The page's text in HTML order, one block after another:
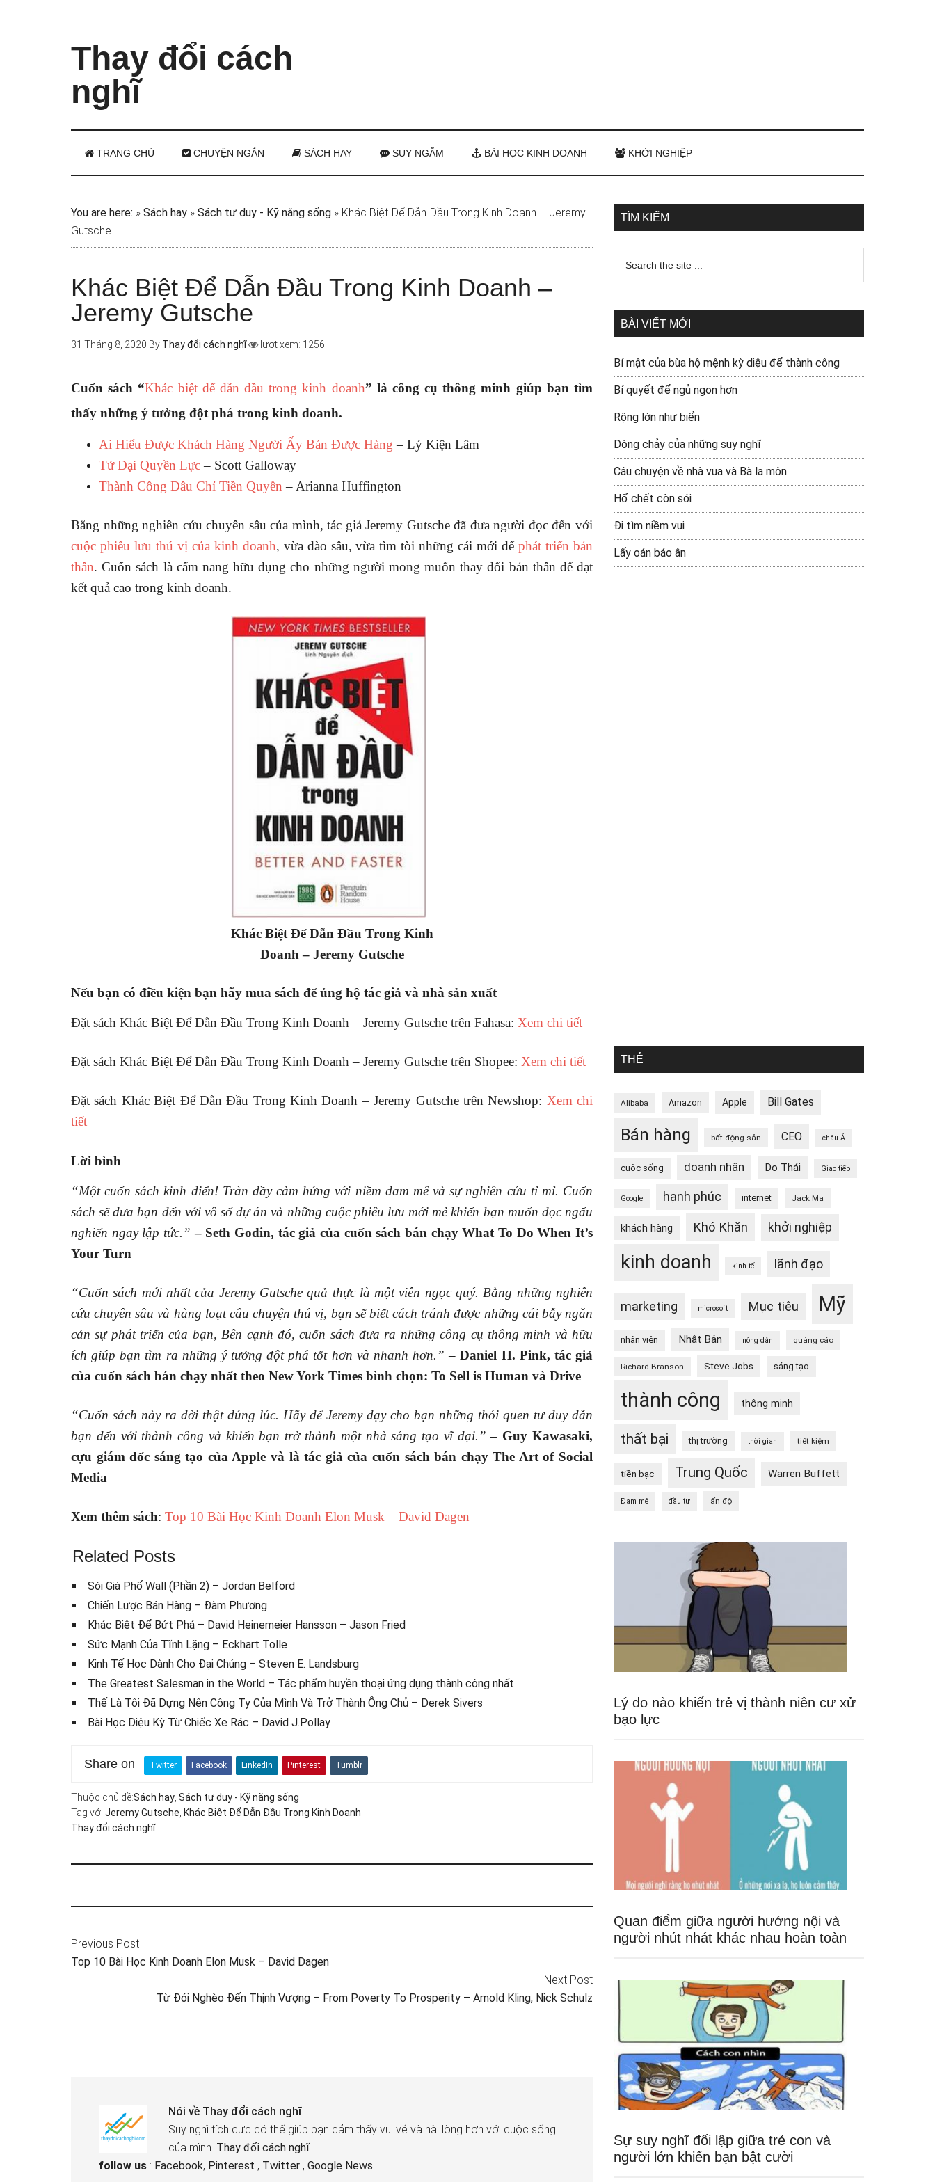
Thay đổi cách
nghĩ
TRANG CHỦ CHUYỆN NGẮN SÁCH HAY SUY NGẪM BÀI HỌC KINH DOANH KHỞI NGHIỆP
You are here: » Sách hay » Sách tư duy - Kỹ năng sống » Khác Biệt Để Dẫn Đầu Trong Kinh Doanh – Jeremy
Gutsche
Khác Biệt Để Dẫn Đầu Trong Kinh Doanh –
Jeremy Gutsche
31 Tháng 8, 2020 By Thay đổi cách nghĩ lượt xem: 1256
Cuốn sách “Khác biệt để dẫn đầu trong kinh doanh” là công cụ thông minh giúp bạn tìm
thấy những ý tưởng đột phá trong kinh doanh.
Ai Hiểu Được Khách Hàng Người Ấy Bán Được Hàng – Lý Kiện Lâm
Tứ Đại Quyền Lực– Scott Galloway
Thành Công Đâu Chỉ Tiền Quyền – Arianna Huffington
Bằng những nghiên cứu chuyên sâu của mình, tác giả Jeremy Gutsche đã đưa người đọc đến với
cuộc phiêu lưu thú vị của kinh doanh, vừa đào sâu, vừa tìm tòi những cái mới đểphát triển bản
thân. Cuốn sách là cẩm nang hữu dụng cho những người mong muốn thay đổi bản thân để đạt
kết quả cao trong kinh doanh.
Khác Biệt Để Dẫn Đầu Trong Kinh
Doanh – Jeremy Gutsche
Nếu bạn có điều kiện bạn hãy mua sách để ủng hộ tác giả và nhà sản xuất
Đặt sách Khác Biệt Để Dẫn Đầu Trong Kinh Doanh – Jeremy Gutsche trên Fahasa: Xem chi tiết
Đặt sách Khác Biệt Để Dẫn Đầu Trong Kinh Doanh – Jeremy Gutsche trên Shopee: Xem chi tiết
Đặt sách Khác Biệt Để Dẫn Đầu Trong Kinh Doanh – Jeremy Gutsche trên Newshop: Xem chi
tiết
Lời bình
“Một cuốn sách kinh điển! Tràn đầy cảm hứng với niềm đam mê và sự nghiên cứu tỉ mỉ. Cuốn
sách sẽ đưa bạn đến với vô số dự án và những cuộc phiêu lưu mới mẻ khiến bạn muốn đọc ngấu
nghiến ngay lập tức.” – Seth Godin, tác giả của cuốn sách bán chạy What To Do When It’s
Your Turn
“Cuốn sách mới nhất của Jeremy Gutsche quả thực là một viên ngọc quý. Bằng những nghiên
cứu chuyên sâu và hàng loạt câu chuyện thú vị, bạn sẽ biết cách tránh được những cái bẫy ngăn
cản sự phát triển của bạn, Bên cạnh đó, cuốn sách đưa ra những công cụ thông minh và hữu
ích giúp bạn tìm ra những ý tưởng đột phá tốt hơn và nhanh hơn.” – Daniel H. Pink, tác giả
của cuốn sách bán chạy nhất theo New York Times bình chọn: To Sell is Human và Drive
“Cuốn sách này ra đời thật đúng lúc. Hãy để Jeremy dạy cho bạn những thói quen tư duy dẫn
bạn đến với thành công và khiến bạn trở thành một nhà sáng tạo vĩ đại.” – Guy Kawasaki,
cựu giám đốc sáng tạo của Apple và là tác giả của cuốn sách bán chạy The Art of Social
Media
Xem thêm sách: Top 10 Bài Học Kinh Doanh Elon Musk – David Dagen
Related Posts
Sói Già Phố Wall (Phần 2) – Jordan Belford
Chiến Lược Bán Hàng – Đàm Phương
Khác Biệt Để Bứt Phá – David Heinemeier Hansson – Jason Fried
Sức Mạnh Của Tĩnh Lặng – Eckhart Tolle
Kinh Tế Học Dành Cho Đại Chúng – Steven E. Landsburg
The Greatest Salesman in the World – Tác phẩm huyền thoại ứng dụng thành công nhất
Thế Là Tôi Đã Dựng Nên Công Ty Của Mình Và Trở Thành Ông Chủ – Derek Sivers
Bài Học Diệu Kỳ Từ Chiếc Xe Rác – David J.Pollay
Share on Twitter Facebook LinkedIn Pinterest Tumblr
Thuộc chủ đề:Sách hay Sách tư duy - Kỹ năng sống
Tag với:Jeremy Gutsche Khác Biệt Để Dẫn Đầu Trong Kinh Doanh
Thay đổi cách nghĩ
Previous Post
Top 10 Bài Học Kinh Doanh Elon Musk – David Dagen
Next Post
Từ Đói Nghèo Đến Thịnh Vượng – From Poverty To Prosperity – Arnold Kling, Nick Schulz
Nói về Thay đổi cách nghĩ
Suy nghĩ tích cực có thể giúp bạn cảm thấy vui vẻ và hài lòng hơn với cuộc sống
của mình. Thay đổi cách nghĩ
follow us : Facebook, Pinterest , Twitter , Google News
TÌM KIẾM
BÀI VIẾT MỚI
Bí mật của bùa hộ mệnh kỳ diệu để thành công
Bí quyết để ngủ ngon hơn
Rộng lớn như biển
Dòng chảy của những suy nghĩ
Câu chuyện về nhà vua và Bà la môn
Hổ chết còn sói
Đi tìm niềm vui
Lấy oán báo ân
THẺ
Alibaba Amazon Apple Bill Gates
Bán hàng bất động sản CEO châu Á
cuộc sống doanh nhân Do Thái Giao tiếp
Google hạnh phúc internet Jack Ma
khách hàng Khó Khăn khởi nghiệp
kinh doanh kinh tế lãnh đạo
marketing microsoft Mục tiêu Mỹ
nhân viên Nhật Bản nông dân quảng cáo
Richard Branson Steve Jobs sáng tạo
thành công thông minh
thất bại thị trường thời gian tiết kiệm
tiền bạc Trung Quốc Warren Buffett
Đam mê đầu tư ấn độ
Lý do nào khiến trẻ vị thành niên cư xử
bạo lực
Quan điểm giữa người hướng nội và
người nhút nhát khác nhau hoàn toàn
Sự suy nghĩ đối lập giữa trẻ con và
người lớn khiến bạn bật cười